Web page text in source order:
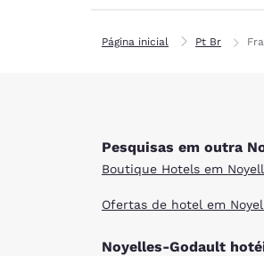
Página inicial Pt Br
Pesquisas em outra
Boutique Hotels em
Ofertas de hotel em
Noyelles-Godault